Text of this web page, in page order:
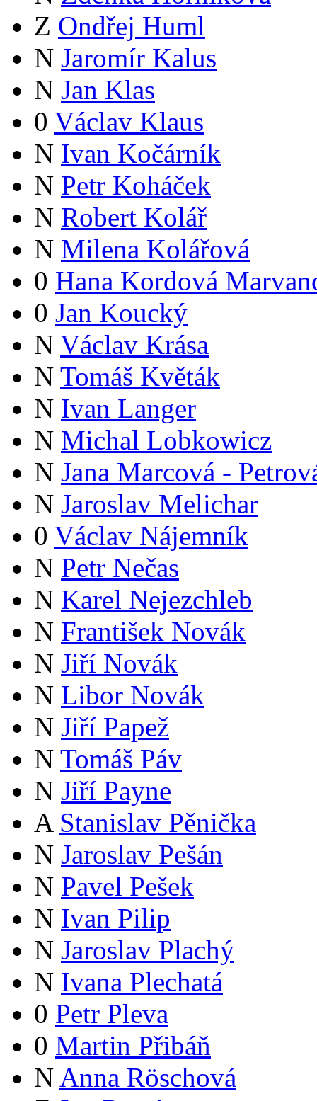
Z Ondřej Huml
N Jaromír Kalus
N Jan Klas
0 Václav Klaus
N Ivan Kočárník
N Petr Koháček
N Robert Kolář
N Milena Kolářová
0 Hana Kordová
0 Jan Koucký
N Václav Krása
N Tomáš Květák
N Ivan Langer
N Michal Lobkowicz
N Jana Marcová -
N Jaroslav Melichar
0 Václav Nájemník
N Petr Nečas
N Karel Nejezchleb
N František Novák
N Jiří Novák
N Libor Novák
N Jiří Papež
N Tomáš Páv
N Jiří Payne
A Stanislav Pěnička
N Jaroslav Pešán
N Pavel Pešek
N Ivan Pilip
N Jaroslav Plachý
N Ivana Plechatá
0 Petr Pleva
0 Martin Přibáň
N Anna Röschová